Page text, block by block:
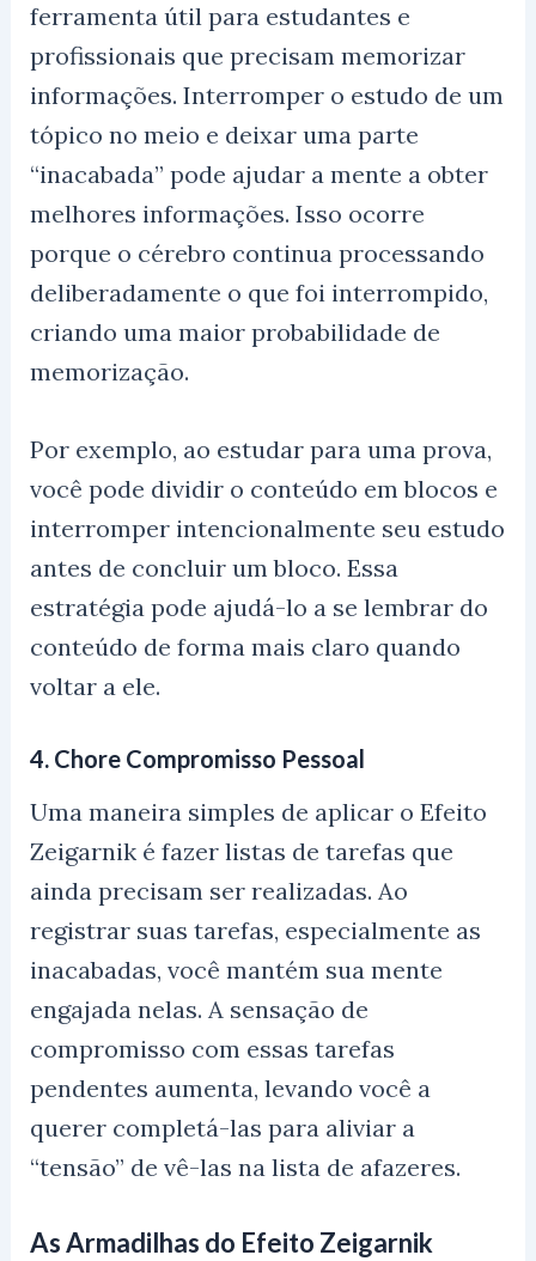
ferramenta útil para estudantes e
profissionais que precisam memorizar
informações. Interromper o estudo de um
tópico no meio e deixar uma parte
“inacabada” pode ajudar a mente a obter
melhores informações. Isso ocorre
porque o cérebro continua processando
deliberadamente o que foi interrompido,
criando uma maior probabilidade de
memorização.
Por exemplo, ao estudar para uma prova,
você pode dividir o conteúdo em blocos e
interromper intencionalmente seu estudo
antes de concluir um bloco. Essa
estratégia pode ajudá-lo a se lembrar do
conteúdo de forma mais claro quando
voltar a ele.
4. Chore Compromisso Pessoal
Uma maneira simples de aplicar o Efeito
Zeigarnik é fazer listas de tarefas que
ainda precisam ser realizadas. Ao
registrar suas tarefas, especialmente as
inacabadas, você mantém sua mente
engajada nelas. A sensação de
compromisso com essas tarefas
pendentes aumenta, levando você a
querer completá-las para aliviar a
“tensão” de vê-las na lista de afazeres.
As Armadilhas do Efeito Zeigarnik